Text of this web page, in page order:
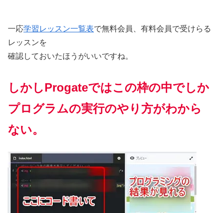
一応学習レッスン一覧表で無料会員、有料会員で受けらる
レッスンを
確認しておいたほうがいいですね。
しかしProgateではこの枠の中でしか
プログラムの実行のやり方がわから
ない。